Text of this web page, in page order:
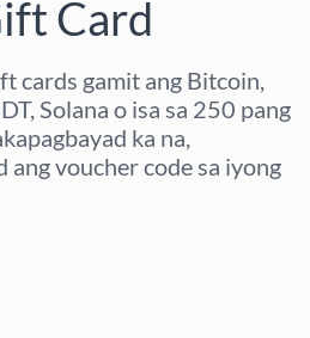
Card
cards gamit ang Bitcoin,
Solana o isa sa 250 pang
ka na,
ang voucher code sa iyong